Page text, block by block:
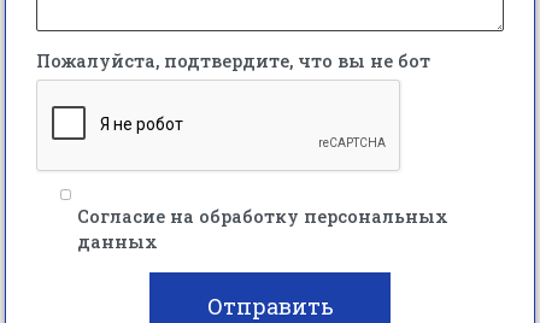
Пожалуйста, подтвердите, что вы не бот
Согласие на обработку персональных
данных
Отправить